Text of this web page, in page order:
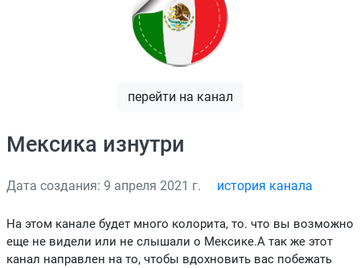
перейти на канал
Мексика изнутри
Дата создания: 9 апреля 2021 г. история канала
На этом канале будет много колорита, то. что вы возможно
еще не видели или не слышали о Мексике.А так же этот
канал направлен на то, чтобы вдохновить вас побежать